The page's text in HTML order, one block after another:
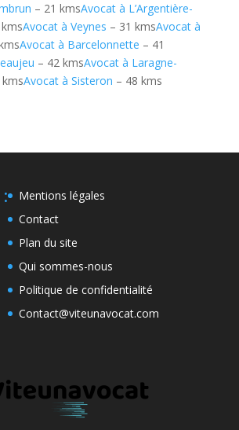
– 21 kmsAvocat à L’Argentière-
Avocat à Veynes – 31 kmsAvocat à
Avocat à Barcelonnette – 41
– 42 kmsAvocat à Laragne-
Avocat à Sisteron – 48 kms
:
Mentions légales
Contact
Plan du site
Qui sommes-nous
Politique de confidentialité
Contact@viteunavocat.com